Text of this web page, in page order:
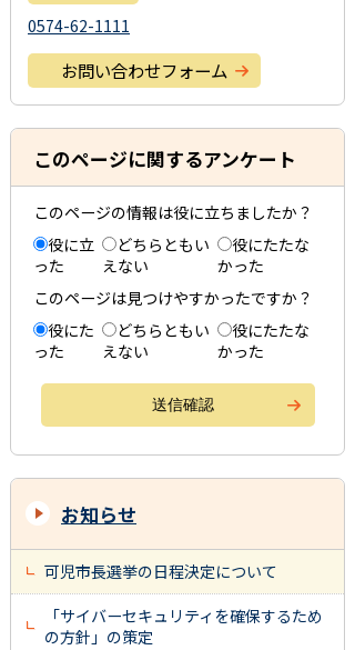
0574-62-1111
お問い合わせフォーム
このページに関するアンケート
このページの情報は役に立ちましたか？
役に立
った
どちらともい
えない
役にたたな
かった
このページは見つけやすかったですか？
役にた
った
どちらともい
えない
役にたたな
かった
お知らせ
可児市長選挙の日程決定について
「サイバーセキュリティを確保するため
の方針」の策定